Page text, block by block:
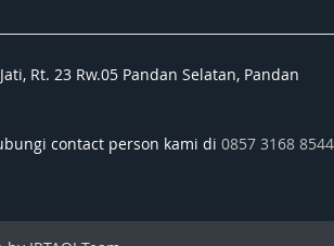
Rt. 23 Rw.05 Pandan Selatan, Pandan
contact person kami di 0857 3168 8544